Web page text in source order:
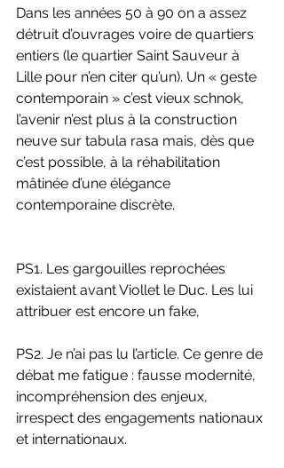
Dans les années 50 à 90 on a assez
détruit d’ouvrages voire de quartiers
entiers (le quartier Saint Sauveur à
Lille pour n’en citer qu’un). Un « geste
contemporain » c’est vieux schnok,
l’avenir n’est plus à la construction
neuve sur tabula rasa mais, dès que
c’est possible, à la réhabilitation
mâtinée d’une élégance
contemporaine discrète.
PS1. Les gargouilles reprochées
existaient avant Viollet le Duc. Les lui
attribuer est encore un fake,
PS2. Je n’ai pas lu l’article. Ce genre de
débat me fatigue : fausse modernité,
incompréhension des enjeux,
irrespect des engagements nationaux
et internationaux.